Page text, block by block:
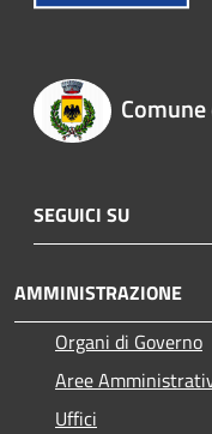
SEGUICI SU
AMMINISTRAZIONE
Organi di Governo
Aree
Uffici